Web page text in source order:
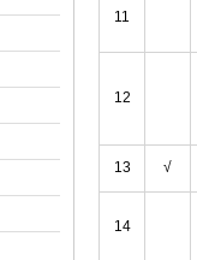
11
12
13 √
14